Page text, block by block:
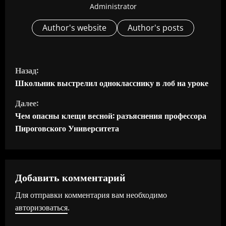
Administrator
Author's website Author's posts
П
р
о
д
л
ж
и
Назад:
Школьник выстрелил однокласснику в лоб на уроке
Далее:
Чем опасны клещи весной: разъяснения профессора
Пироговского Университета
Добавить комментарий
Для отправки комментария вам необходимо
авторизоваться.